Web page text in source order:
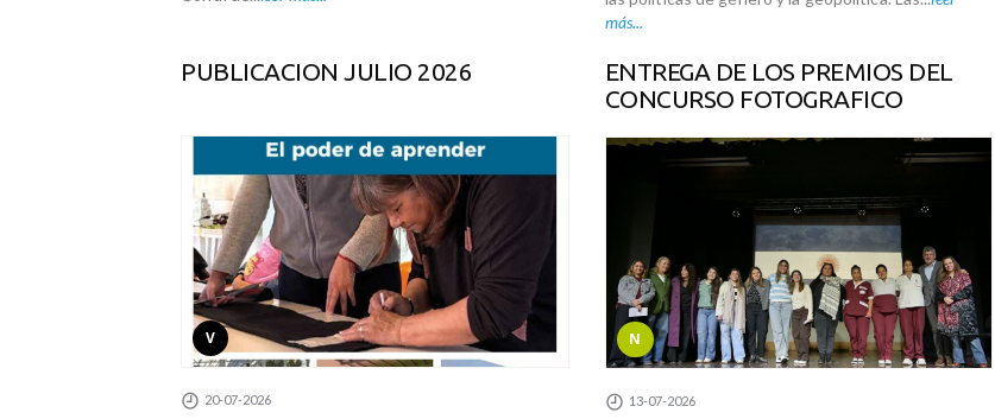
más...
PUBLICACION JULIO 2026
V
20-07-2026
ENTREGA DE LOS PREMIOS DEL
CONCURSO FOTOGRAFICO
N
13-07-2026